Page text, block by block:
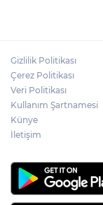
Gizlilik Politikası
Çerez Politikası
Veri Politikası
Kullanım Şartnamesi
Künye
İletişim